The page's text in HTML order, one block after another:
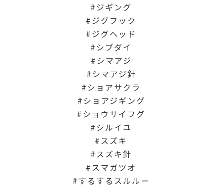
ジギング
ジグフック
ジグヘッド
シブダイ
シマアジ
シマアジ針
ショアサクラ
ショアジギング
ショウサイフグ
シルイユ
スズキ
スズキ針
スマガツオ
するするスルルー